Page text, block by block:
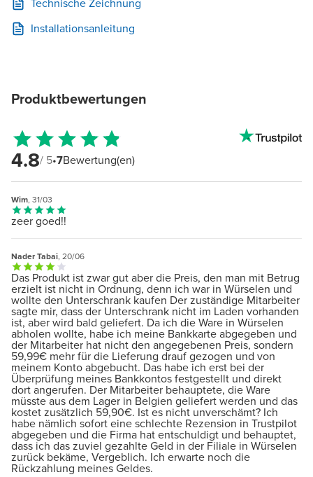
Installationsanleitung
Produktbewertungen
4.8/ 5•7Bewertung(en)
Wim, 31/03
zeer goed!!
Nader Tabai, 20/06
Das Produkt ist zwar gut aber die Preis, den man mit Betrug
erzielt ist nicht in Ordnung, denn ich war in Würselen und
wollte den Unterschrank kaufen Der zuständige Mitarbeiter
sagte mir, dass der Unterschrank nicht im Laden vorhanden
ist, aber wird bald geliefert. Da ich die Ware in Würselen
abholen wollte, habe ich meine Bankkarte abgegeben und
der Mitarbeiter hat nicht den angegebenen Preis, sondern
59,99€ mehr für die Lieferung drauf gezogen und von
meinem Konto abgebucht. Das habe ich erst bei der
Überprüfung meines Bankkontos festgestellt und direkt
dort angerufen. Der Mitarbeiter behauptete, die Ware
müsste aus dem Lager in Belgien geliefert werden und das
kostet zusätzlich 59,90€. Ist es nicht unverschämt? Ich
habe nämlich sofort eine schlechte Rezension in Trustpilot
abgegeben und die Firma hat entschuldigt und behauptet,
dass ich das zuviel gezahlte Geld in der Filiale in Würselen
zurück bekäme, Vergeblich. Ich erwarte noch die
Rückzahlung meines Geldes.